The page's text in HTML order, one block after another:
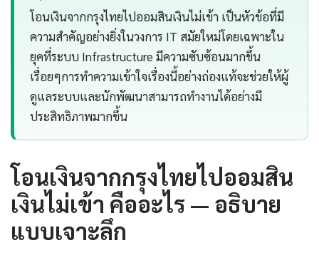
โอนเงินจากกรุงไทยไปออมสินเงินไม่เข้า เป็นหัวข้อที่มี
ความสำคัญอย่างยิ่งในวงการ IT สมัยใหม่โดยเฉพาะใน
ยุคที่ระบบ Infrastructure มีความซับซ้อนมากขึ้น
เรื่อยๆการทำความเข้าใจเรื่องนี้อย่างถ่องแท้จะช่วยให้ผู้
ดูแลระบบและนักพัฒนาสามารถทำงานได้อย่างมี
ประสิทธิภาพมากขึ้น
โอนเงินจากกรุงไทยไปออมสิน
เงินไม่เข้า คืออะไร — อธิบาย
แบบเจาะลึก